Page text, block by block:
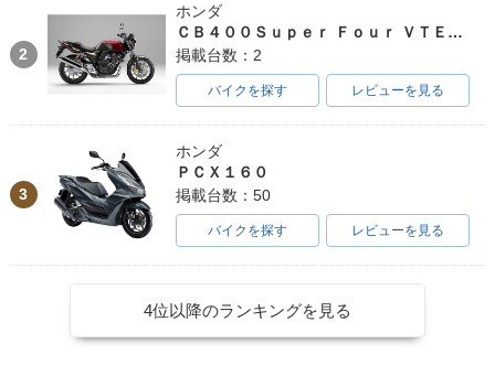
2
ホンダ
ＣＢ４００Ｓｕｐｅｒ Ｆｏｕｒ ＶＴＥＣ ＳＰＥＣ３
掲載台数：2
バイクを探す レビューを見る
3
ホンダ
ＰＣＸ１６０
掲載台数：50
バイクを探す レビューを見る
4位以降のランキングを見る